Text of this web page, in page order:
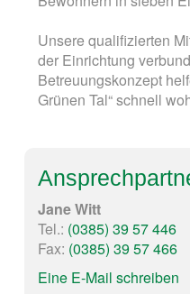
Unsere qualifizierten
der Einrichtung
Betreuungskonzept
Grünen Tal“ schnell
Jane Witt
Tel.: (0385) 39 57 446
Fax: (0385) 39 57 466
Eine E-Mail schreiben